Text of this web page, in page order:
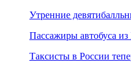
Утренние
Пассажиры автобуса из
Таксисты в России